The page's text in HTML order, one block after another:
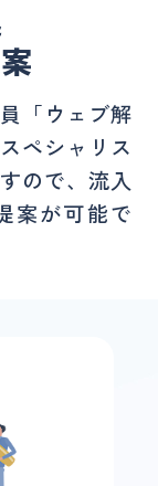
「ウェブ解
ペシャリス
ので、流入
案が可能で